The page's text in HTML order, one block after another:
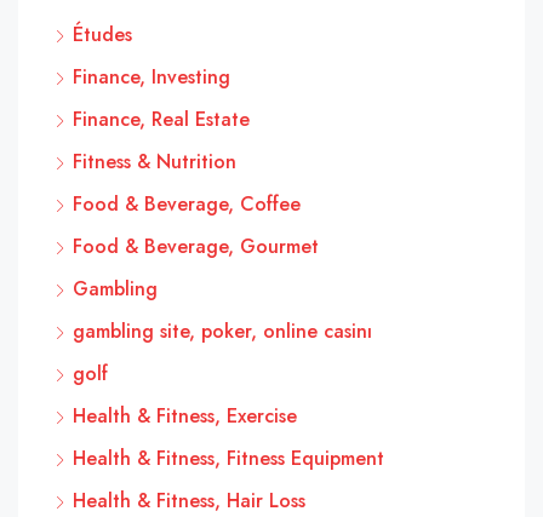
Études
Finance, Investing
Finance, Real Estate
Fitness & Nutrition
Food & Beverage, Coffee
Food & Beverage, Gourmet
Gambling
gambling site, poker, online casinı
golf
Health & Fitness, Exercise
Health & Fitness, Fitness Equipment
Health & Fitness, Hair Loss